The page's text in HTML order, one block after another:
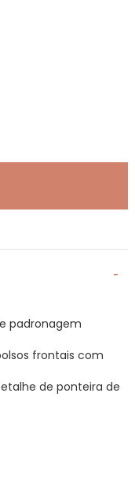
padronagem
frontais com
de ponteira de